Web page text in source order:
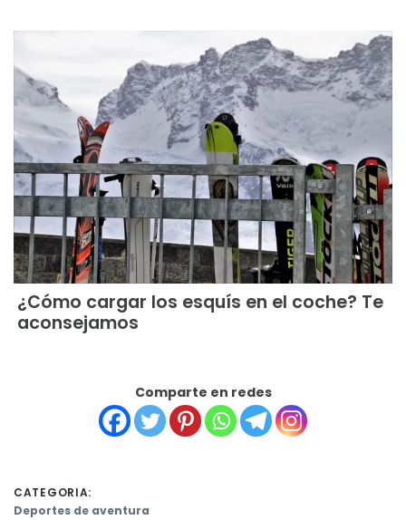
¿Cómo cargar los esquís en el coche? Te
aconsejamos
Comparte en redes
CATEGORIA:
Deportes de aventura